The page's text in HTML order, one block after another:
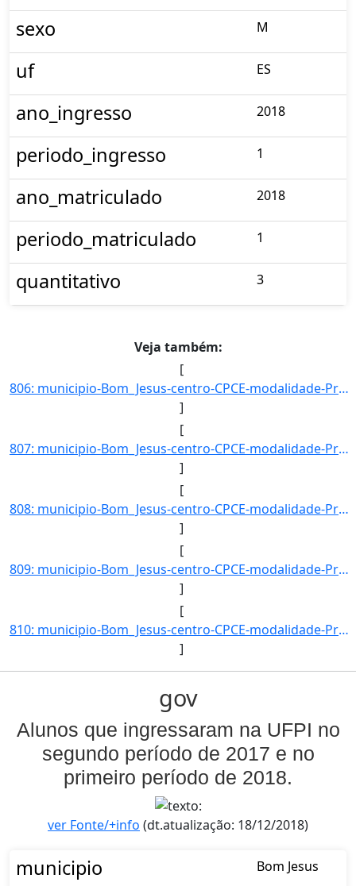
sexo M
uf ES
ano_ingresso 2018
periodo_ingresso 1
ano_matriculado 2018
periodo_matriculado 1
quantitativo 3
Veja também:
[
806: municipio-Bom_Jesus-centro-CPCE-modalidade-Presencial-convenio--selecao-SISU_COTA-cota-AA-2-sexo-F-u]
]
[
807: municipio-Bom_Jesus-centro-CPCE-modalidade-Presencial-convenio--selecao-SISU_COTA-cota-AA-2-sexo-M-u]
]
[
808: municipio-Bom_Jesus-centro-CPCE-modalidade-Presencial-convenio--selecao-SISU_COTA-cota-AA-3-sexo-M-u]
]
[
809: municipio-Bom_Jesus-centro-CPCE-modalidade-Presencial-convenio--selecao-SISU_COTA-cota-AA-4-sexo-F-u]
]
[
810: municipio-Bom_Jesus-centro-CPCE-modalidade-Presencial-convenio--selecao-SISU-cota-AC-sexo-F-uf-MA-an]
]
gov
Alunos que ingressaram na UFPI no
segundo período de 2017 e no
primeiro período de 2018.
ver Fonte/+info (dt.atualização: 18/12/2018)
municipio Bom Jesus